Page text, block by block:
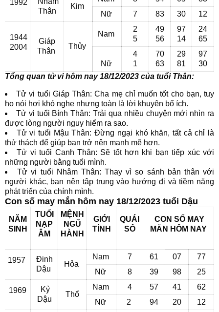
1992
Thân
Kim
Nữ
7 83 30 12
1944
2004
Giáp
Thân
Thủy
Nam
2
5
49
56
97
14
24
65
Nữ
4
1
70
63
29
81
97
30
Tổng quan tử vi hôm nay 18/12/2023 của tuổi Thân:
Tử vi tuổi Giáp Thân: Cha mẹ chỉ muốn tốt cho bạn, tuy
họ nói hơi khó nghe nhưng toàn là lời khuyên bổ ích.
Tử vi tuổi Bính Thân: Trải qua nhiều chuyện mới nhìn ra
được lòng người nguy hiểm ra sao.
Tử vi tuổi Mậu Thân: Đừng ngại khó khăn, tất cả chỉ là
thử thách để giúp bạn trở nên mạnh mẽ hơn.
Tử vi tuổi Canh Thân: Sẽ tốt hơn khi bạn tiếp xúc với
những người bằng tuổi mình.
Tử vi tuổi Nhâm Thân: Thay vì so sánh bản thân với
người khác, bạn nên tập trung vào hướng đi và tiềm năng
phát triển của chính mình.
Con số may mắn hôm nay 18/12/2023 tuổi Dậu
NĂM
SINH
TUỔI
NẠP
ÂM
MỆNH
NGŨ
HÀNH
GIỚI
TÍNH
QUÁI
SỐ
CON SỐ MAY
MẮN HÔM NAY
1957
Đinh
Dậu
Hỏa
Nam 7 61 07
77
Nữ
8 39 98 25
1969
Kỷ
Dậu
Thổ
Nam 4 57 41
62
Nữ
2 94 20 12